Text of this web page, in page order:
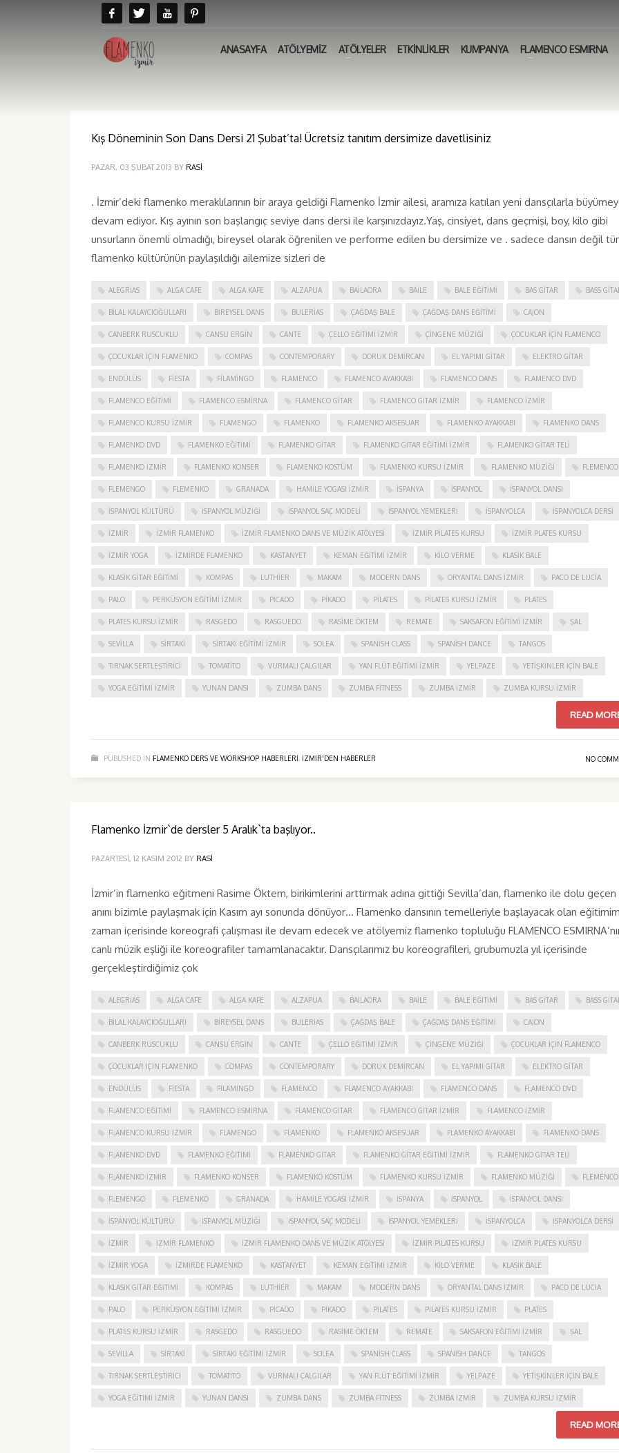
ANASAYFA ATÖLYEMİZ ATÖLYELER ETKİNLİKLER KUMPANYA FLAMENCO ESMIRNA
Kış Döneminin Son Dans Dersi 21 Şubat’ta! Ücretsiz tanıtım dersimize davetlisiniz
PAZAR, 03 ŞUBAT 2013 BY RASI
. İzmir’deki flamenko meraklılarının bir araya geldiği Flamenko İzmir ailesi, aramıza katılan yeni dansçılarla
devam ediyor. Kış ayının son başlangıç seviye dans dersi ile karşınızdayız.Yaş, cinsiyet, dans geçmişi, boy, kilo gibi
unsurların önemli olmadığı, bireysel olarak öğrenilen ve performe edilen bu dersimize ve . sadece dansın değil
flamenko kültürünün paylaşıldığı ailemize sizleri de
ALEGRIAS ALGA CAFE ALGA KAFE ALZAPUA BAILAORA BAILE BALE EĞITIMI BAS GITAR BASS
BILAL KALAYCIOĞULLARI BIREYSEL DANS BULERIAS ÇAĞDAŞ BALE ÇAĞDAŞ DANS EĞITIMI CAJON
CANBERK RUSCUKLU CANSU ERGIN CANTE ÇELLO EĞITIMI İZMIR ÇINGENE MÜZIĞI ÇOCUKLAR IÇIN FLAMENCO
ÇOCUKLAR IÇIN FLAMENKO COMPAS CONTEMPORARY DORUK DEMIRCAN EL YAPIMI GITAR ELEKTRO GITAR
ENDÜLÜS FIESTA FILAMINGO FLAMENCO FLAMENCO AYAKKABI FLAMENCO DANS FLAMENCO DVD
FLAMENCO EĞITIMI FLAMENCO ESMIRNA FLAMENCO GITAR FLAMENCO GITAR İZMIR FLAMENCO IZMIR
FLAMENCO KURSU İZMIR FLAMENGO FLAMENKO FLAMENKO AKSESUAR FLAMENKO AYAKKABI FLAMENKO DANS
FLAMENKO DVD FLAMENKO EĞITIMI FLAMENKO GITAR FLAMENKO GITAR EĞITIMI İZMIR FLAMENKO GITAR TELI
FLAMENKO IZMIR FLAMENKO KONSER FLAMENKO KOSTÜM FLAMENKO KURSU İZMIR FLAMENKO MÜZIĞI FLEMENCO
FLEMENGO FLEMENKO GRANADA HAMILE YOGASI İZMIR ISPANYA İSPANYOL İSPANYOL DANSI
İSPANYOL KÜLTÜRÜ İSPANYOL MÜZIĞI İSPANYOL SAÇ MODELI İSPANYOL YEMEKLERI İSPANYOLCA İSPANYOLCA DERSI
IZMIR IZMIR FLAMENKO İZMIR FLAMENKO DANS VE MÜZIK ATÖLYESI İZMIR PILATES KURSU İZMIR PLATES KURSU
İZMIR YOGA IZMIRDE FLAMENKO KASTANYET KEMAN EĞITIMI İZMIR KILO VERME KLASIK BALE
KLASIK GITAR EĞITIMI KOMPAS LUTHIER MAKAM MODERN DANS ORYANTAL DANS İZMIR PACO DE LUCIA
PALO PERKÜSYON EĞITIMI İZMIR PICADO PIKADO PILATES PILATES KURSU İZMIR PLATES
PLATES KURSU İZMIR RASGEDO RASGUEDO RASIME ÖKTEM REMATE SAKSAFON EĞITIMI İZMIR ŞAL
SEVILLA SIRTAKI SIRTAKI EĞITIMI İZMIR SOLEA SPANISH CLASS SPANISH DANCE TANGOS
TIRNAK SERTLEŞTIRICI TOMATITO VURMALI ÇALGILAR YAN FLÜT EĞITIMI İZMIR YELPAZE YETIŞKINLER IÇIN BALE
YOGA EĞITIMI İZMIR YUNAN DANSI ZUMBA DANS ZUMBA FITNESS ZUMBA İZMIR ZUMBA KURSU İZMIR
READ
PUBLISHED IN FLAMENKO DERS VE WORKSHOP HABERLERI, IZMIR'DEN HABERLER NO
Flamenko İzmir`de dersler 5 Aralık`ta başlıyor..
PAZARTESI, 12 KASIM 2012 BY RASI
İzmir’in flamenko eğitmeni Rasime Öktem, birikimlerini arttırmak adına gittiği Sevilla’dan, flamenko ile dolu geçen
anını bizimle paylaşmak için Kasım ayı sonunda dönüyor… Flamenko dansının temelleriyle başlayacak olan
zaman içerisinde koreografi çalışması ile devam edecek ve atölyemiz flamenko topluluğu FLAMENCO
canlı müzik eşliği ile koreografiler tamamlanacaktır. Dansçılarımız bu koreografileri, grubumuzla yıl içerisinde
gerçekleştirdiğimiz çok
ALEGRIAS ALGA CAFE ALGA KAFE ALZAPUA BAILAORA BAILE BALE EĞITIMI BAS GITAR BASS
BILAL KALAYCIOĞULLARI BIREYSEL DANS BULERIAS ÇAĞDAŞ BALE ÇAĞDAŞ DANS EĞITIMI CAJON
CANBERK RUSCUKLU CANSU ERGIN CANTE ÇELLO EĞITIMI İZMIR ÇINGENE MÜZIĞI ÇOCUKLAR IÇIN FLAMENCO
ÇOCUKLAR IÇIN FLAMENKO COMPAS CONTEMPORARY DORUK DEMIRCAN EL YAPIMI GITAR ELEKTRO GITAR
ENDÜLÜS FIESTA FILAMINGO FLAMENCO FLAMENCO AYAKKABI FLAMENCO DANS FLAMENCO DVD
FLAMENCO EĞITIMI FLAMENCO ESMIRNA FLAMENCO GITAR FLAMENCO GITAR İZMIR FLAMENCO IZMIR
FLAMENCO KURSU İZMIR FLAMENGO FLAMENKO FLAMENKO AKSESUAR FLAMENKO AYAKKABI FLAMENKO DANS
FLAMENKO DVD FLAMENKO EĞITIMI FLAMENKO GITAR FLAMENKO GITAR EĞITIMI İZMIR FLAMENKO GITAR TELI
FLAMENKO IZMIR FLAMENKO KONSER FLAMENKO KOSTÜM FLAMENKO KURSU İZMIR FLAMENKO MÜZIĞI FLEMENCO
FLEMENGO FLEMENKO GRANADA HAMILE YOGASI İZMIR ISPANYA İSPANYOL İSPANYOL DANSI
İSPANYOL KÜLTÜRÜ İSPANYOL MÜZIĞI İSPANYOL SAÇ MODELI İSPANYOL YEMEKLERI İSPANYOLCA İSPANYOLCA DERSI
IZMIR IZMIR FLAMENKO İZMIR FLAMENKO DANS VE MÜZIK ATÖLYESI İZMIR PILATES KURSU İZMIR PLATES KURSU
İZMIR YOGA IZMIRDE FLAMENKO KASTANYET KEMAN EĞITIMI İZMIR KILO VERME KLASIK BALE
KLASIK GITAR EĞITIMI KOMPAS LUTHIER MAKAM MODERN DANS ORYANTAL DANS İZMIR PACO DE LUCIA
PALO PERKÜSYON EĞITIMI İZMIR PICADO PIKADO PILATES PILATES KURSU İZMIR PLATES
PLATES KURSU İZMIR RASGEDO RASGUEDO RASIME ÖKTEM REMATE SAKSAFON EĞITIMI İZMIR ŞAL
SEVILLA SIRTAKI SIRTAKI EĞITIMI İZMIR SOLEA SPANISH CLASS SPANISH DANCE TANGOS
TIRNAK SERTLEŞTIRICI TOMATITO VURMALI ÇALGILAR YAN FLÜT EĞITIMI İZMIR YELPAZE YETIŞKINLER IÇIN BALE
YOGA EĞITIMI İZMIR YUNAN DANSI ZUMBA DANS ZUMBA FITNESS ZUMBA İZMIR ZUMBA KURSU İZMIR
READ